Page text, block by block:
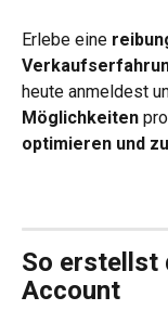
Erlebe eine
heute anmeldest
Möglichkeiten
optimieren und
So erstellst
Account